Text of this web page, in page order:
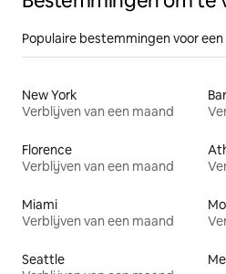
Populaire bestemmingen voor
New York
Verblijven van een maand
Florence
Verblijven van een maand
Miami
Verblijven van een maand
Seattle